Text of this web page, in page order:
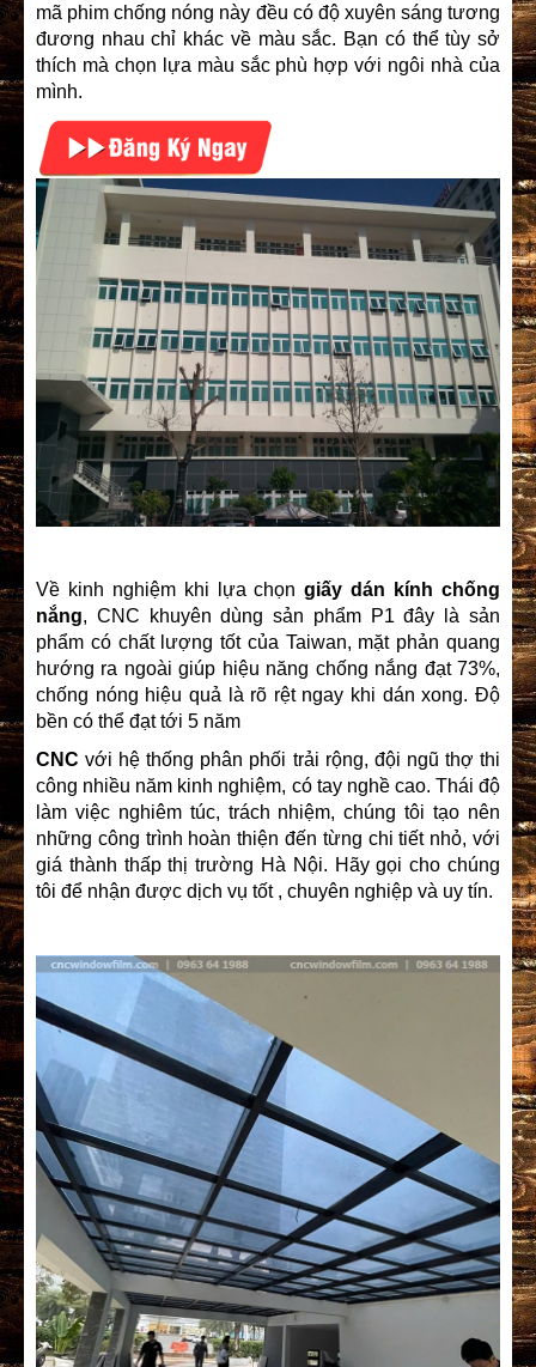
mã phim chống nóng này đều có độ xuyên sáng tương
đương nhau chỉ khác về màu sắc. Bạn có thể tùy sở
thích mà chọn lựa màu sắc phù hợp với ngôi nhà của
mình.
Về kinh nghiệm khi lựa chọngiấy dán kính chống
nắng, CNC khuyên dùng sản phẩm P1 đây là sản
phẩm có chất lượng tốt của Taiwan, mặt phản quang
hướng ra ngoài giúp hiệu năng chống nắng đạt 73%,
chống nóng hiệu quả là rõ rệt ngay khi dán xong. Độ
bền có thể đạt tới 5 năm
CNC với hệ thống phân phối trải rộng, đội ngũ thợ thi
công nhiều năm kinh nghiệm, có tay nghề cao. Thái độ
làm việc nghiêm túc, trách nhiệm, chúng tôi tạo nên
những công trình hoàn thiện đến từng chi tiết nhỏ, với
giá thành thấp thị trường Hà Nội. Hãy gọi cho chúng
tôi để nhận được dịch vụ tốt , chuyên nghiệp và uy tín.